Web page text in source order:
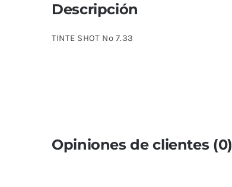
Descripción
TINTE SHOT Nº 7.33
Opiniones de clientes (0)